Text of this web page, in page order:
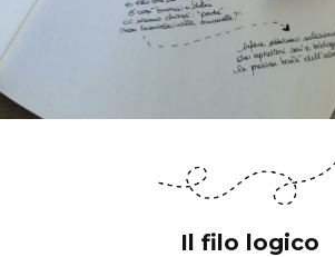
Il filo logico